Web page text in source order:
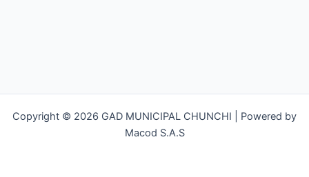
Copyright © 2026 GAD MUNICIPAL CHUNCHI | Powered by
Macod S.A.S